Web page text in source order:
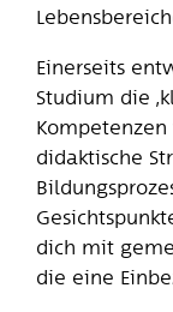
Einerseits
Studium die
didaktische
dich mit
die eine